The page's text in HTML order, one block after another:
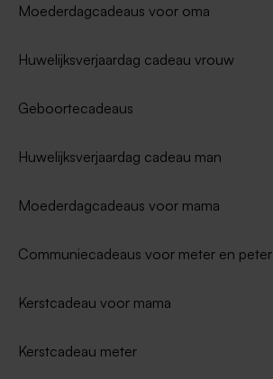
Moederdagcadeaus voor oma
Huwelijksverjaardag cadeau vrouw
Geboortecadeaus
Huwelijksverjaardag cadeau man
Moederdagcadeaus voor mama
Communiecadeaus voor meter en peter
Kerstcadeau voor mama
Kerstcadeau meter